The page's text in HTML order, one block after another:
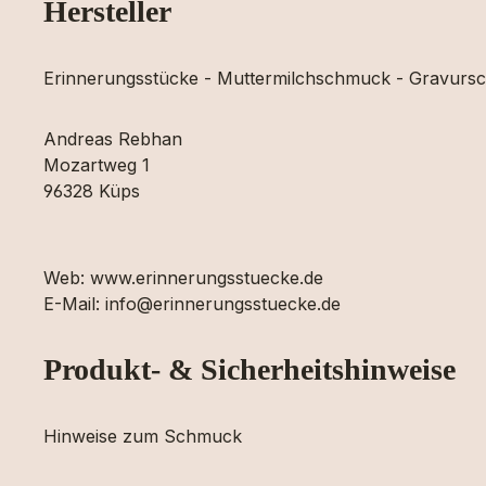
Hersteller
Erinnerungsstücke - Muttermilchschmuck -
Andreas Rebhan
Mozartweg 1
96328 Küps
Web: www.erinnerungsstuecke.de
E-Mail: info@erinnerungsstuecke.de
Produkt- & Sicherheitshinweise
Hinweise zum Schmuck